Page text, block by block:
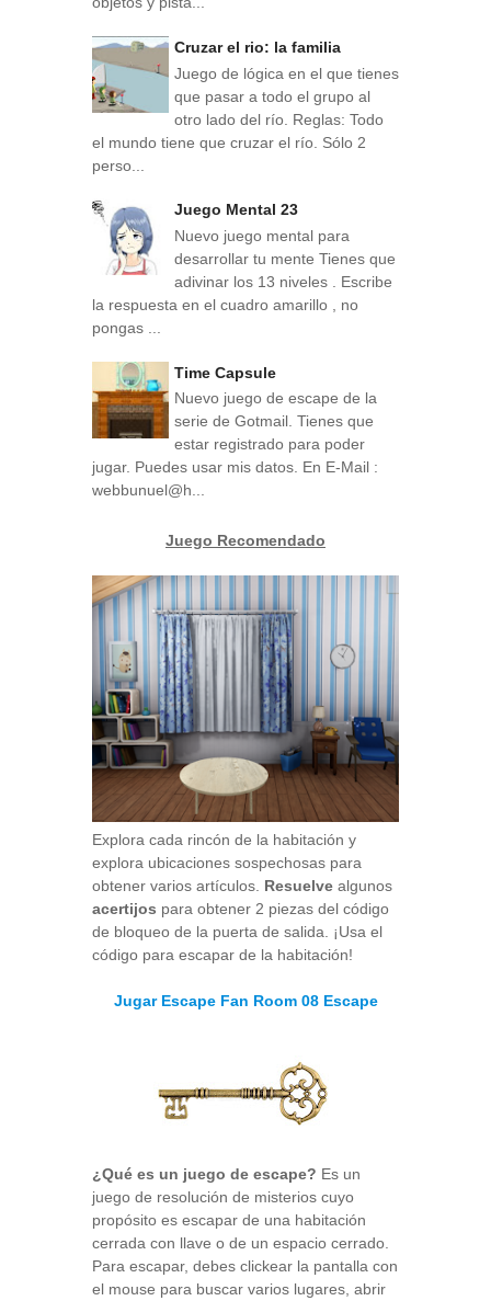
Cruzar el rio: la familia
Juego de lógica en el que tienes
que pasar a todo el grupo al
otro lado del río. Reglas: Todo
el mundo tiene que cruzar el río. Sólo 2
perso...
Juego Mental 23
Nuevo juego mental para
desarrollar tu mente Tienes que
adivinar los 13 niveles . Escribe
la respuesta en el cuadro amarillo , no
pongas ...
Time Capsule
Nuevo juego de escape de la
serie de Gotmail. Tienes que
estar registrado para poder
jugar. Puedes usar mis datos. En E-Mail :
webbunuel@h...
Juego Recomendado
Explora cada rincón de la habitación y
explora ubicaciones sospechosas para
obtener varios artículos. Resuelve algunos
acertijos para obtener 2 piezas del código
de bloqueo de la puerta de salida. ¡Usa el
código para escapar de la habitación!
Jugar Escape Fan Room 08 Escape
¿Qué es un juego de escape? Es un
juego de resolución de misterios cuyo
propósito es escapar de una habitación
cerrada con llave o de un espacio cerrado.
Para escapar, debes clickear la pantalla con
el mouse para buscar varios lugares, abrir